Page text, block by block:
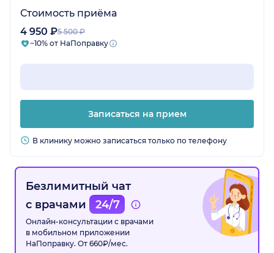
Стоимость приёма
4 950 ₽5 500 ₽
−10% от НаПоправку
Записаться на прием
В клинику можно записаться только по телефону
Безлимитный чат
с врачами
24/7
Онлайн-консультации с врачами
в мобильном приложении
НаПоправку. От 660₽/мес.